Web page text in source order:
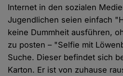
Internet in den sozialen
Jugendlichen seien einfach
keine Dummheit ausführen,
zu posten – "Selfie mit
Suche. Dieser befindet sich
Karton. Er ist von zuhause